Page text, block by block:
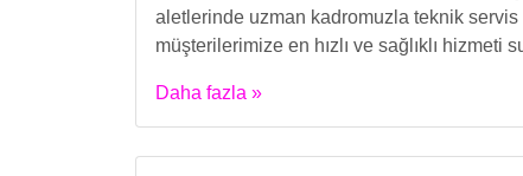
aletlerinde uzman kadromuzla teknik
müşterilerimize en hızlı ve sağlıklı hizmeti
Daha fazla »